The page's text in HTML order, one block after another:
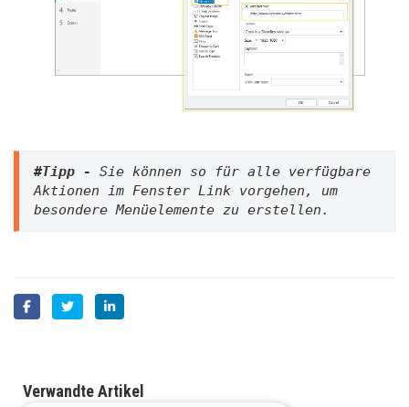
#Tipp -
Sie können so für alle verfügbare
Aktionen im Fenster Link vorgehen, um
besondere Menüelemente zu erstellen.
Verwandte Artikel